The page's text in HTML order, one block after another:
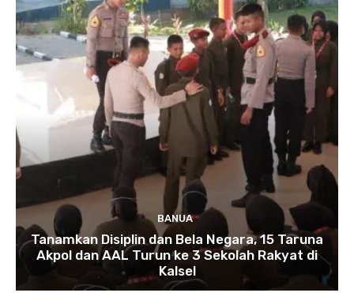
BANUA
Tanamkan Disiplin dan Bela Negara, 15 Taruna
Akpol dan AAL Turun ke 3 Sekolah Rakyat di
Kalsel